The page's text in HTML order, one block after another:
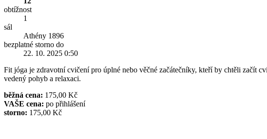
obtížnost
1
sál
Athény 1896
bezplatné storno do
22. 10. 2025 0:50
Fit jóga je zdravotní cvičení pro úplné nebo věčné začátečníky, kteří by chtěli začít
vedený pohyb a relaxaci.
běžná cena: 175,00 Kč
VAŠE cena: po přihlášení
storno: 175,00 Kč